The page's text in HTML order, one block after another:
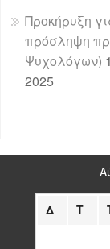
Προκήρυξη
πρόσληψη
Ψυχολόγων)
2025
Δ Τ